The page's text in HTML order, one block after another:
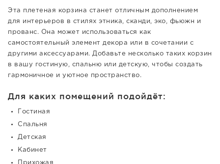
Эта плетеная корзина станет отличным дополнением
для интерьеров в стилях этника, сканди, эко, фьюжн и
прованс. Она может использоваться как
самостоятельный элемент декора или в сочетании с
другими аксессуарами. Добавьте несколько таких корзин
в вашу гостиную, спальню или детскую, чтобы создать
гармоничное и уютное пространство.
Для каких помещений подойдёт:
Гостиная
Спальня
Детская
Кабинет
Прихожая